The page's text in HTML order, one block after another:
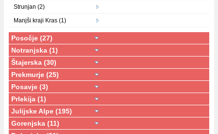
Strunjan (2)
Manjši kraji Kras (1)
Posočje (27)
Notranjska (1)
Štajerska (30)
Prekmurje (25)
Posavje (3)
Prlekija (1)
Julijske Alpe (195)
Gorenjska (11)